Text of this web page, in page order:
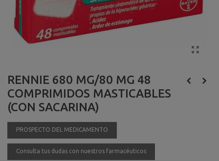
RENNIE 680 MG/80 MG 48
COMPRIMIDOS MASTICABLES
(CON SACARINA)
PROSPECTO DEL MEDICAMENTO
Consulta tus dudas con nuestros farmacéuticos